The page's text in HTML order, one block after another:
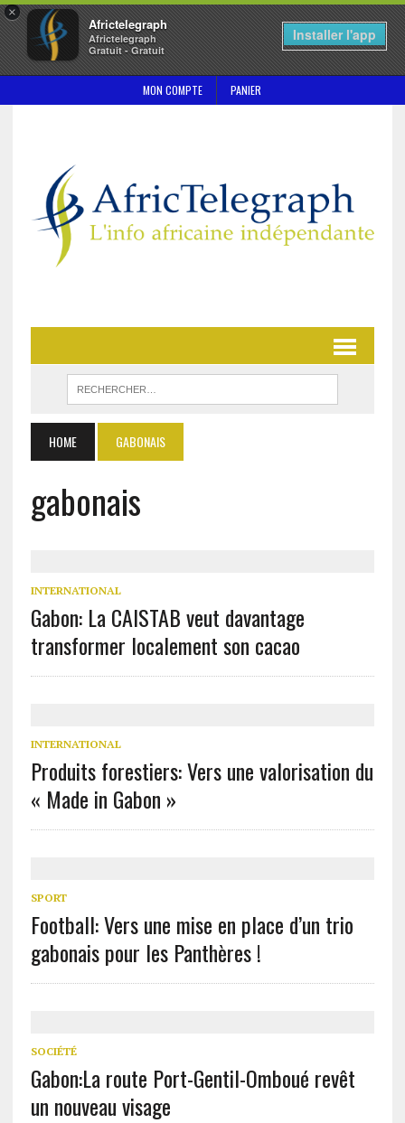
×
Africtelegraph
Africtelegraph
Gratuit - Gratuit
Installer l'app
MON COMPTE PANIER
HOME GABONAIS
gabonais
INTERNATIONAL
Gabon: La CAISTAB veut davantage
transformer localement son cacao
INTERNATIONAL
Produits forestiers: Vers une valorisation du
« Made in Gabon »
SPORT
Football: Vers une mise en place d’un trio
gabonais pour les Panthères !
SOCIÉTÉ
Gabon:La route Port-Gentil-Omboué revêt
un nouveau visage